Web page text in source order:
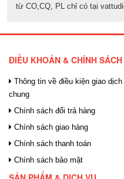
từ CO,CQ, PL chỉ có tại
ĐIỀU KHOẢN & CHÍNH SÁCH
Thông tin về điều kiện giao dịch
chung
Chính sách đổi trả hàng
Chính sách giao hàng
Chính sách thanh toán
Chính sách bảo mật